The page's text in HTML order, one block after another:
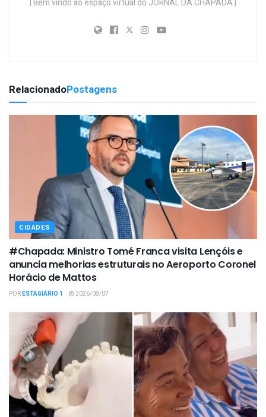
| Bem vindo ao espaço virtual do JORNAL DA CHAPADA |
RelacionadoPostagens
CIDADES
#Chapada: Ministro Tomé Franca visita Lençóis e
anuncia melhorias estruturais no Aeroporto Coronel
Horácio de Mattos
PORESTAGIÁRIO 1 2026/08/07